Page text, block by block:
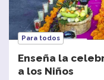
Para todos
Enseña la
a los Niños